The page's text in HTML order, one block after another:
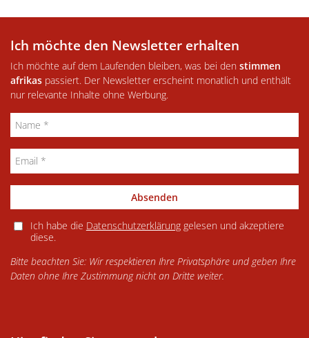
Ich möchte den Newsletter erhalten
Ich möchte auf dem Laufenden bleiben, was bei den stimmen
afrikas passiert. Der Newsletter erscheint monatlich und enthält
nur relevante Inhalte ohne Werbung.
Absenden
Ich habe die Datenschutzerklärunggelesen und akzeptiere
diese.
Bitte beachten Sie: Wir respektieren Ihre Privatsphäre und geben Ihre
Daten ohne Ihre Zustimmung nicht an Dritte weiter.